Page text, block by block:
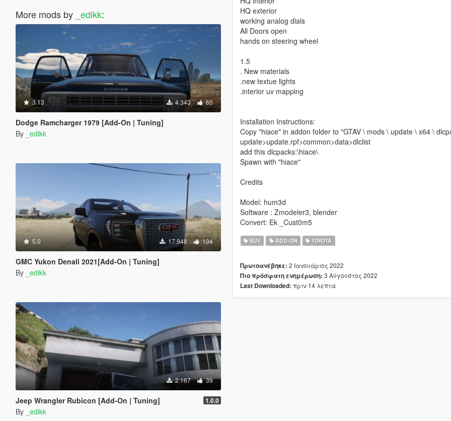
More mods by _edikk:
3.13 4.343 65
Dodge Ramcharger 1979 [Add-On | Tuning]
By
_edikk
5.0 17.948 104
GMC Yukon Denali 2021[Add-On | Tuning]
By
_edikk
2.167 39
Jeep Wrangler Rubicon [Add-On | Tuning] 1.0.0
By _edikk
HQ exterior
working analog dials
All Doors open
hands on steering wheel
1.5
. New materials
.new textue lights
.interior uv mapping
Installation Instructions:
Copy "hiace" in addon folder to "GTAV \ mods \ update \ x64 \
update>update.rpf>common>data>dlclist
add this dlcpacks:\hiace\
Spawn with "hiace"
Credits
Model: hum3d
Software : Zmodeler3, blender
Convert: Ek _Cust0m5
SUV ADD-ON TOYOTA
Πρωτοανέβηκε: 2 Ιανουάριος 2022
Πιο πρόσφατη ενημέρωση: 3 Αύγουστος 2022
Last Downloaded: πριν 14 λεπτά